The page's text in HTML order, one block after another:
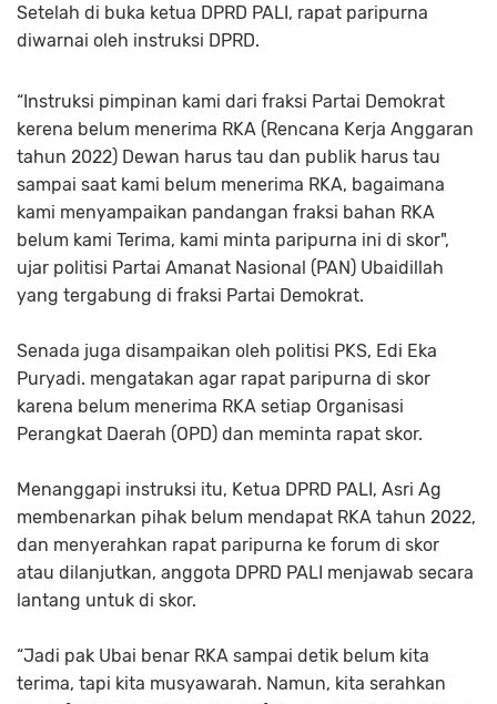
Setelah di buka ketua DPRD PALI, rapat paripurna
diwarnai oleh instruksi DPRD.
“Instruksi pimpinan kami dari fraksi Partai Demokrat
kerena belum menerima RKA (Rencana Kerja Anggaran
tahun 2022) Dewan harus tau dan publik harus tau
sampai saat kami belum menerima RKA, bagaimana
kami menyampaikan pandangan fraksi bahan RKA
belum kami Terima, kami minta paripurna ini di skor",
ujar politisi Partai Amanat Nasional (PAN) Ubaidillah
yang tergabung di fraksi Partai Demokrat.
Senada juga disampaikan oleh politisi PKS, Edi Eka
Puryadi. mengatakan agar rapat paripurna di skor
karena belum menerima RKA setiap Organisasi
Perangkat Daerah (OPD) dan meminta rapat skor.
Menanggapi instruksi itu, Ketua DPRD PALI, Asri Ag
membenarkan pihak belum mendapat RKA tahun 2022,
dan menyerahkan rapat paripurna ke forum di skor
atau dilanjutkan, anggota DPRD PALI menjawab secara
lantang untuk di skor.
“Jadi pak Ubai benar RKA sampai detik belum kita
terima, tapi kita musyawarah. Namun, kita serahkan